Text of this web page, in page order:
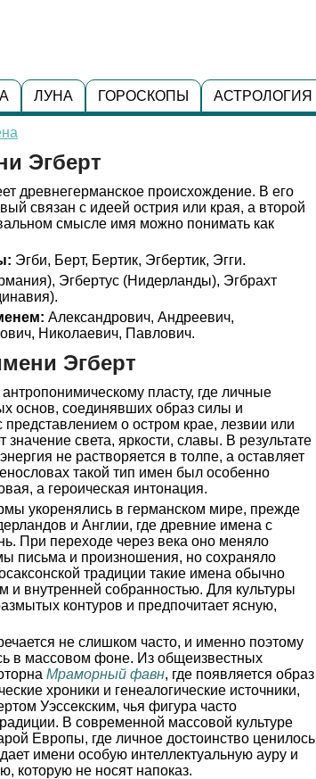
ЛУНА ГОРОСКОПЫ АСТРОЛОГИЯ
Эгберт
древнегерманское происхождение. В его
связан с идеей острия или края, а второй
смысле имя можно понимать как
Эгби, Берт, Бертик, Эгбертик, Эгги.
Эгбертус (Нидерланды), Эгбрахт
Александрович, Андреевич,
Николаевич, Павлович.
Эгберт
пласту, где личные
основ, соединявших образ силы и
о остром крае, лезвии или
света, яркости, славы. В результате
не растворяется в толпе, а оставляет
такой тип имен был особенно
а героическая интонация.
укоренялись в германском мире, прежде
и Англии, где древние имена с
При переходе через века оно меняло
письма и произношения, но сохраняло
традиции такие имена обычно
внутренней собранностью. Для культуры
контуров и предпочитает ясную,
не слишком часто, и именно поэтому
в массовом фоне. Из общеизвестных
Мраморный фавн, где появляется образ
хроники и генеалогические источники,
Уэссекским, чья фигура часто
В современной массовой культуре
Европы, где личное достоинство ценилось
имени особую интеллектуальную ауру и
которую не носят напоказ.